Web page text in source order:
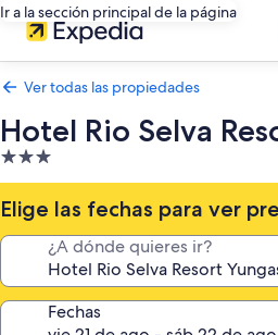
Ir a la sección principal de la página
Ver todas las propiedades
Hotel Rio Selva
Propiedad
de
3.0
estrellas
Elige las fechas para ver
¿A dónde quieres ir?
Fechas